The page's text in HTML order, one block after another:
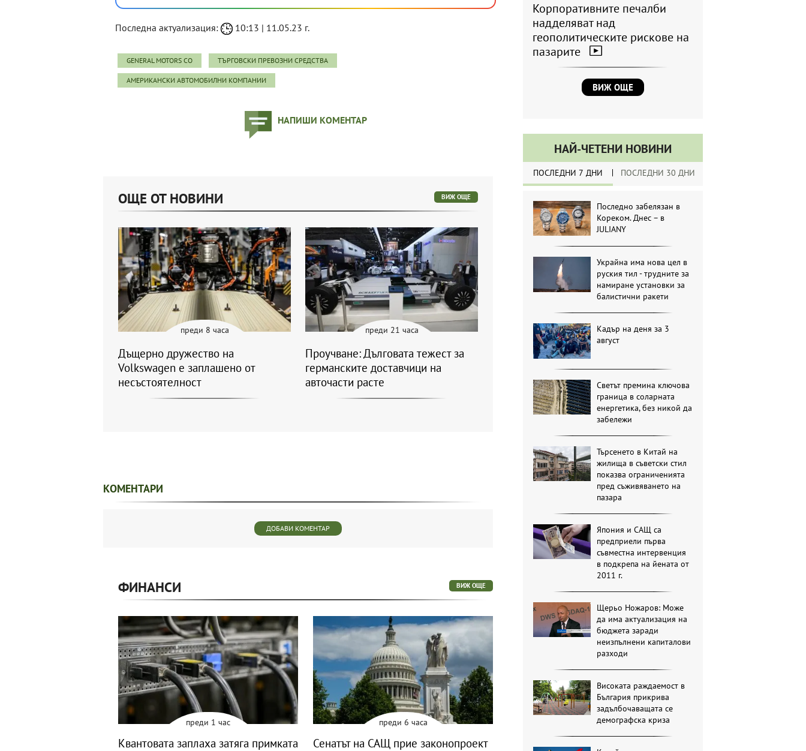
Последна актуализация: 10:13 | 11.05.23 г.
GENERAL MOTORS CO ТЪРГОВСКИ ПРЕВОЗНИ СРЕДСТВА
АМЕРИКАНСКИ АВТОМОБИЛНИ КОМПАНИИ
НАПИШИ КОМЕНТАР
Корпоративните печалби
надделяват над
геополитическите рискове на
пазарите
ВИЖ ОЩЕ
НАЙ-ЧЕТЕНИ НОВИНИ
ПОСЛЕДНИ 7 ДНИ ПОСЛЕДНИ 30 ДНИ
Последно забелязан в
Кореком. Днес – в
JULIANY
Украйна има нова цел в
руския тил - трудните за
намиране установки за
балистични ракети
Кадър на деня за 3
август
Светът премина ключова
граница в соларната
енергетика, без никой да
забележи
Търсенето в Китай на
жилища в съветски стил
показва ограниченията
пред съживяването на
пазара
Япония и САЩ са
предприели първа
съвместна интервенция
в подкрепа на йената от
2011 г.
Щерьо Ножаров: Може
да има актуализация на
бюджета заради
неизпълнени капиталови
разходи
Високата раждаемост в
България прикрива
задълбочаващата се
демографска криза
ОЩЕ ОТ НОВИНИ ВИЖ ОЩЕ
преди 8 часа
Дъщерно дружество на
Volkswagen е заплашено от
несъстоятелност
преди 21 часа
Проучване: Дълговата тежест за
германските доставчици на
авточасти расте
КОМЕНТАРИ
ДОБАВИ КОМЕНТАР
ФИНАНСИ ВИЖ ОЩЕ
преди 1 час
Квантовата заплаха затяга примката
преди 6 часа
Сенатът на САЩ прие законопроект